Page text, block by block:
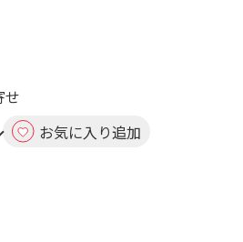
せ
お気に入り追加